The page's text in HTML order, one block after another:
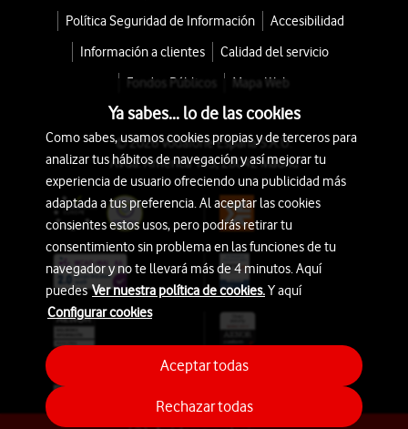
Política Seguridad de Información
Accesibilidad
Información a clientes
Calidad del servicio
Fondos Públicos
Mapa Web
© 2026 Vodafone España S.A.U.
Avda. América 115, 28042 Madrid
Ya sabes... lo de las cookies
Como sabes, usamos cookies propias y de terceros para
analizar tus hábitos de navegación y así mejorar tu
experiencia de usuario ofreciendo una publicidad más
adaptada a tus preferencia. Al aceptar las cookies
consientes estos usos, pero podrás retirar tu
consentimiento sin problema en las funciones de tu
navegador y no te llevará más de 4 minutos. Aquí
puedesVer nuestra política de cookies.Y aquí
Configurar cookies
Rechazar todas
Aceptar todas